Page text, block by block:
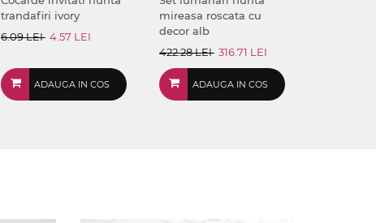
trandafiri ivory
6.09 LEI 4.57 LEI
ADAUGA IN COS
mireasa roscata cu
decor alb
422.28 LEI 316.71 LEI
ADAUGA IN COS